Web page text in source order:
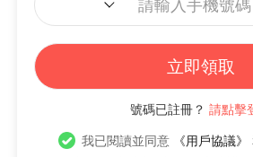
立即領取
號碼已註冊？ 請點擊
我已閱讀並同意
《用戶協議》